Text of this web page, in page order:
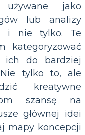
używane jako
lub analizy
i nie tylko. Te
kategoryzować
ich do bardziej
Nie tylko to, ale
kreatywne
szansę na
głównej idei
mapy koncepcji